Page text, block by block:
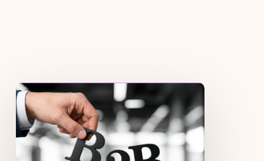
Shopify
B2B
:
fonctionnalités,
avantages